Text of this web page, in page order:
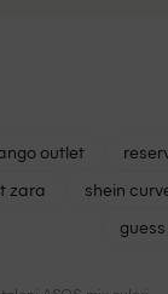
outlet
zara
shein